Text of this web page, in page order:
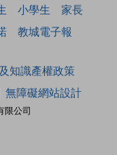
小學生
家長
教城電子報
限公司
知識產權政策
無障礙網站設計